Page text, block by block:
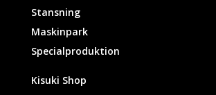
Stansning
Maskinpark
Specialproduktion
Kisuki Shop